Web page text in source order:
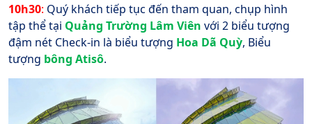
10h30: Quý khách tiếp tục đến tham quan, chụp hình
tập thể tại Quảng Trường Lâm Viên với 2 biểu tượng
đậm nét Check-in là biểu tượng Hoa Dã Quỳ, Biểu
tượng bông Atisô.